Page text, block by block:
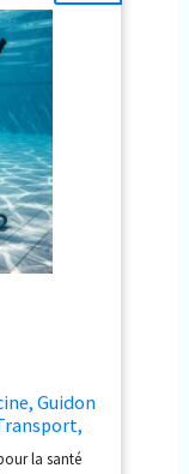
Guidon
la santé